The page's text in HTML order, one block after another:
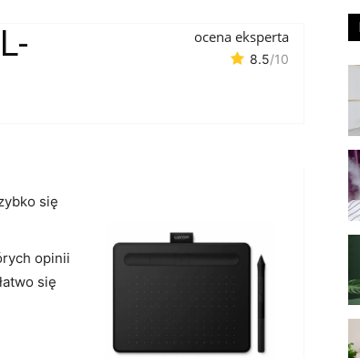
ocena eksperta
8.5/10
się
opinii
się